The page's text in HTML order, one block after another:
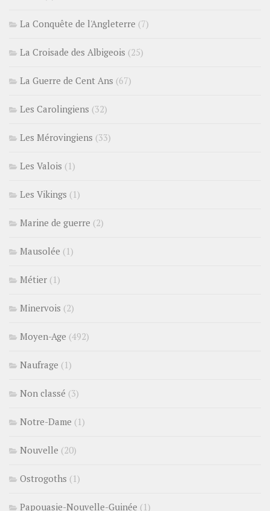
La Conquête de l'Angleterre (7)
La Croisade des Albigeois (25)
La Guerre de Cent Ans (67)
Les Carolingiens (32)
Les Mérovingiens (33)
Les Valois (1)
Les Vikings (1)
Marine de guerre (2)
Mausolée (1)
Métier (1)
Minervois (2)
Moyen-Age (492)
Naufrage (1)
Non classé (3)
Notre-Dame (1)
Nouvelle (20)
Ostrogoths (1)
Papouasie-Nouvelle-Guinée (1)